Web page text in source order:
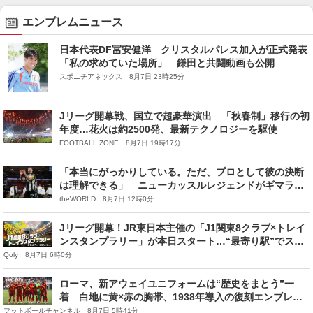
エンブレムニュース
日本代表DF冨安健洋 クリスタルパレス加入が正式発表
「私の求めていた場所」 鎌田と共闘動画も公開
スポニチアネックス 8月7日 23時25分
Jリーグ開幕戦、国立で超豪華演出 「秋春制」移行の初
年度…花火は約2500発、最新テクノロジーを駆使
FOOTBALL ZONE 8月7日 19時17分
「本当にがっかりしている。ただ、プロとして彼の決断
は理解できる」 ニューカッスルレジェンドがギマラン
イスの移籍に反応
theWORLD 8月7日 12時0分
Jリーグ開幕！JR東日本主催の「J1関東8クラブ×トレイ
ンスタンプラリー」が本日スタート…“最寄り駅”でスタ
ンプをゲット
Qoly 8月7日 6時0分
ローマ、新アウェイユニフォームは“歴史をまとう”一
着 白地に黄×赤の胸帯、1938年導入の復刻エンブレム
を採用
フットボールチャンネル 8月7日 5時41分